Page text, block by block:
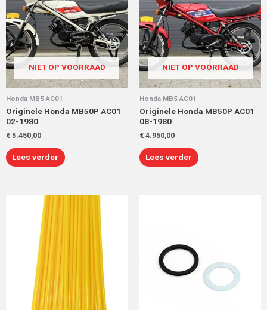
NIET OP VOORRAAD
Honda MB5 AC01
Originele Honda MB50P AC01
02-1980
€ 5.450,00
Lees verder
NIET OP VOORRAAD
Honda MB5 AC01
Originele Honda MB50P AC01
08-1980
€ 4.950,00
Lees verder